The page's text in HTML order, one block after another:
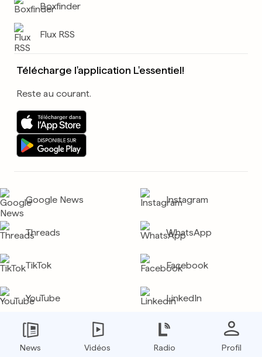
Boxfinder
Flux RSS
Télécharge l'application L'essentiel!
Reste au courant.
Google News Instagram
Threads WhatsApp
TikTok Facebook
YouTube LinkedIn
X (Twitter)
News Vidéos Radio Profil